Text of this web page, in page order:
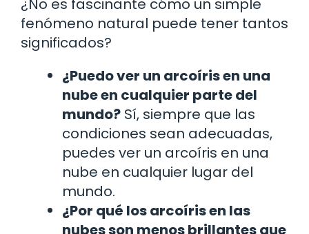
¿No es fascinante cómo un simple
fenómeno natural puede tener tantos
significados?
¿Puedo ver un arcoíris en una
nube en cualquier parte del
mundo? Sí, siempre que las
condiciones sean adecuadas,
puedes ver un arcoíris en una
nube en cualquier lugar del
mundo.
¿Por qué los arcoíris en las
nubes son menos brillantes que